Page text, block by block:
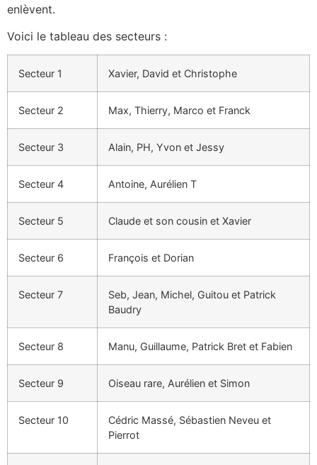
enlèvent.
Voici le tableau des secteurs :
Secteur 1 Xavier, David et Christophe
Secteur 2 Max, Thierry, Marco et Franck
Secteur 3 Alain, PH, Yvon et Jessy
Secteur 4 Antoine, Aurélien T
Secteur 5 Claude et son cousin et Xavier
Secteur 6 François et Dorian
Secteur 7
Seb, Jean, Michel, Guitou et Patrick
Baudry
Secteur 8 Manu, Guillaume, Patrick Bret et Fabien
Secteur 9 Oiseau rare, Aurélien et Simon
Secteur 10
Cédric Massé, Sébastien Neveu et
Pierrot